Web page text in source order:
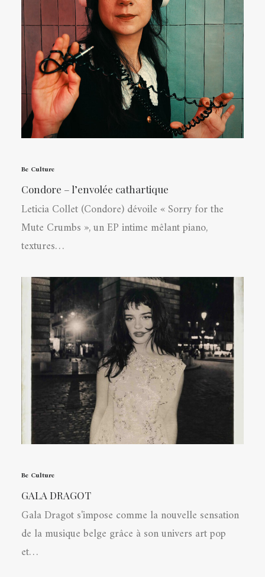
Be Culture
Condore – l’envolée cathartique
Leticia Collet (Condore) dévoile « Sorry for the
Mute Crumbs », un EP intime mêlant piano,
textures…
Be Culture
GALA DRAGOT
Gala Dragot s'impose comme la nouvelle sensation
de la musique belge grâce à son univers art pop
et…